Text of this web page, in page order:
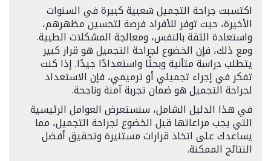
اكتسبت جراحة التجميل شعبية كبيرة في السنوات
الأخيرة، حيث توفر للأفراد فرصة لتحسين مظهرهم،
واستعادة الثقة بالنفس، ومعالجة المشكلات الطبية.
ومع ذلك، فإن الخضوع لجراحة التجميل هو قرار كبير
يتطلب دراسة متأنية وبحثًا واستعدادًا جيدًا. إذا كنت
تفكر في إجراء تجميلي أو ترميمي، فإن الاستعداد
لجراحة التجميل هو ضمان تجربة آمنة وناجحة.
في هذا الدليل الشامل، سنستعرض العوامل الرئيسية
التي يجب مراعاتها قبل الخضوع لجراحة التجميل، مما
يساعدك على اتخاذ قرارات مستنيرة وتحقيق أفضل
النتائج الممكنة.